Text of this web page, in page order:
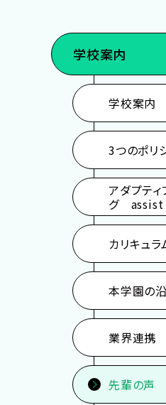
学校案内
学校案内
3つのポリ
アダプテ
グ assist
カリキュ
本学園の
業界連携
先輩の声